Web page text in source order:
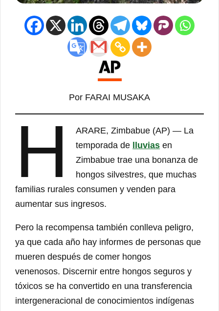
Por FARAI MUSAKA
H
ARARE, Zimbabue (AP) — La
temporada de lluvias en
Zimbabue trae una bonanza de
hongos silvestres, que muchas
familias rurales consumen y venden para
aumentar sus ingresos.
Pero la recompensa también conlleva peligro,
ya que cada año hay informes de personas que
mueren después de comer hongos
venenosos. Discernir entre hongos seguros y
tóxicos se ha convertido en una transferencia
intergeneracional de conocimientos indígenas